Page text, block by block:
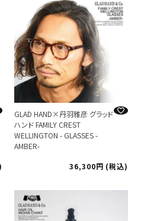
GLAD HAND×丹羽雅彦 グラッド
ハンド FAMILY CREST
WELLINGTON - GLASSES -
AMBER-
36,300
税込